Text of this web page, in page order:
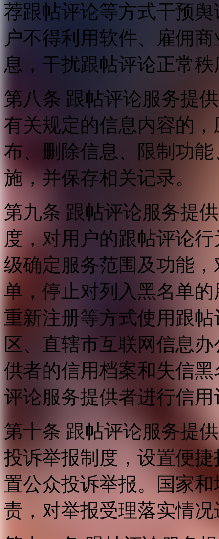
荐跟帖评论等方式干预
户不得利用软件、雇佣
息，干扰跟帖评论正常
第八条 跟帖评论服务提
有关规定的信息内容的
布、删除信息、限制功
施，并保存相关记录。
第九条 跟帖评论服务提
度，对用户的跟帖评论
级确定服务范围及功能
单，停止对列入黑名单
重新注册等方式使用跟
区、直辖市互联网信息
供者的信用档案和失信
评论服务提供者进行信用
第十条 跟帖评论服务提
投诉举报制度，设置便
置公众投诉举报。国家
责，对举报受理落实情